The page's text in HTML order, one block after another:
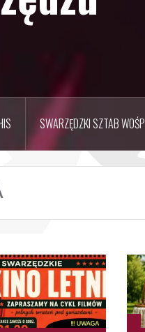
SWARZĘDZKI SZTAB WOŚP